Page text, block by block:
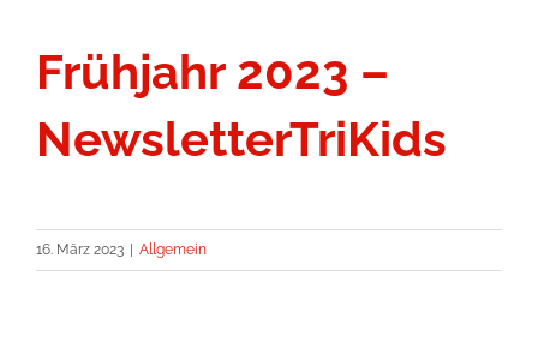
Frühjahr 2023 –
NewsletterTriKids
16. März 2023 | Allgemein